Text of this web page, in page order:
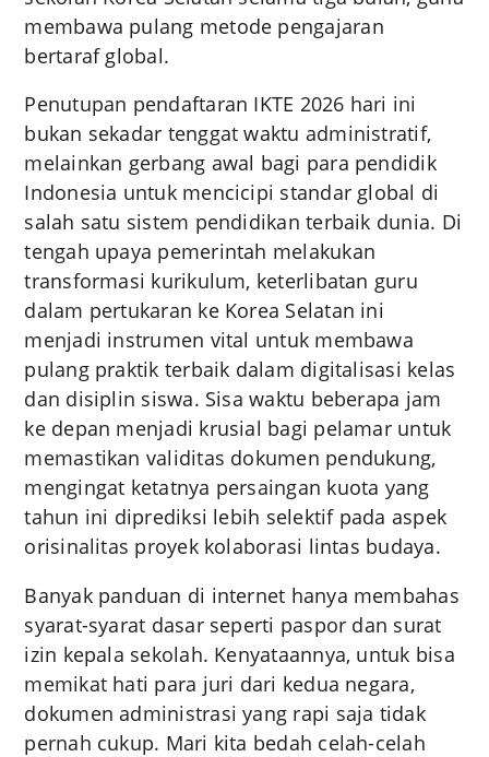
membawa pulang metode pengajaran
bertaraf global.
Penutupan pendaftaran IKTE 2026 hari ini
bukan sekadar tenggat waktu administratif,
melainkan gerbang awal bagi para pendidik
Indonesia untuk mencicipi standar global di
salah satu sistem pendidikan terbaik dunia. Di
tengah upaya pemerintah melakukan
transformasi kurikulum, keterlibatan guru
dalam pertukaran ke Korea Selatan ini
menjadi instrumen vital untuk membawa
pulang praktik terbaik dalam digitalisasi kelas
dan disiplin siswa. Sisa waktu beberapa jam
ke depan menjadi krusial bagi pelamar untuk
memastikan validitas dokumen pendukung,
mengingat ketatnya persaingan kuota yang
tahun ini diprediksi lebih selektif pada aspek
orisinalitas proyek kolaborasi lintas budaya.
Banyak panduan di internet hanya membahas
syarat-syarat dasar seperti paspor dan surat
izin kepala sekolah. Kenyataannya, untuk bisa
memikat hati para juri dari kedua negara,
dokumen administrasi yang rapi saja tidak
pernah cukup. Mari kita bedah celah-celah